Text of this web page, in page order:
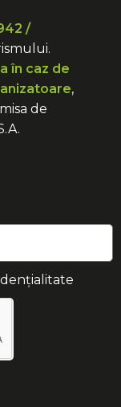
/
în caz de
,
de